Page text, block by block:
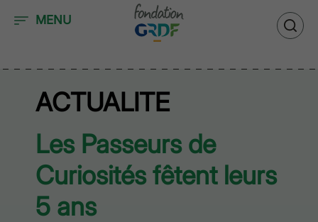
MENU
ACTUALITE
Les Passeurs de
Curiosités fêtent leurs
5 ans